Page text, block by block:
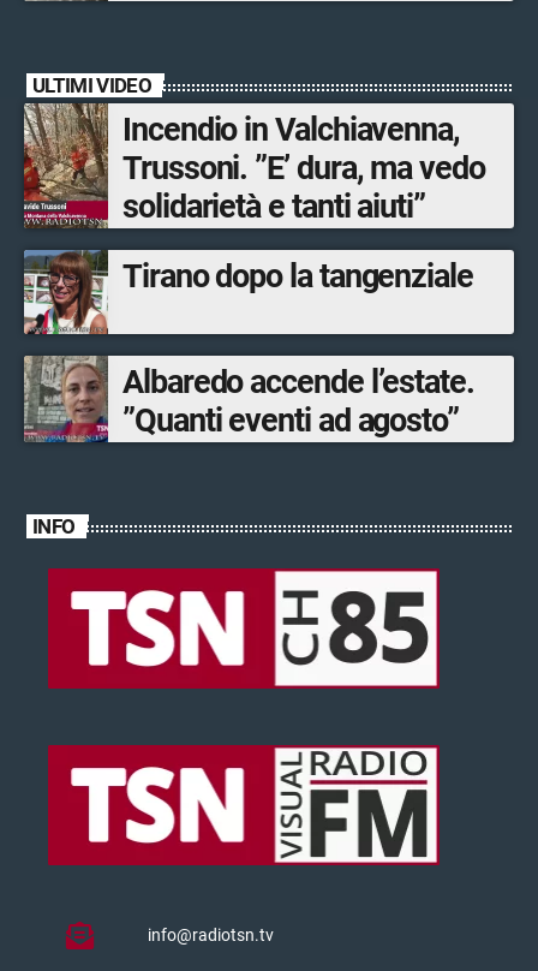
ULTIMI VIDEO
Incendio in Valchiavenna,
Trussoni. ”E’ dura, ma vedo
solidarietà e tanti aiuti”
Tirano dopo la tangenziale
Albaredo accende l’estate.
”Quanti eventi ad agosto”
INFO
info@radiotsn.tv